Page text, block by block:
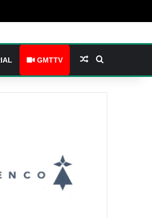
GMTTV Article Aléatoire